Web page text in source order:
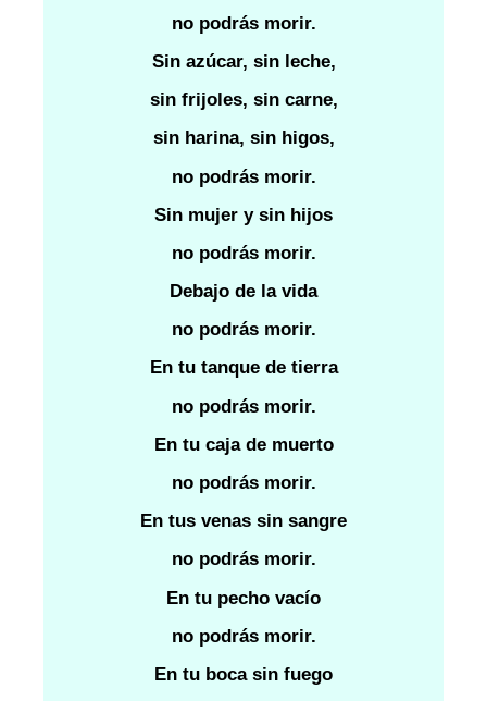
no podrás morir.
Sin azúcar, sin leche,
sin frijoles, sin carne,
sin harina, sin higos,
no podrás morir.
Sin mujer y sin hijos
no podrás morir.
Debajo de la vida
no podrás morir.
En tu tanque de tierra
no podrás morir.
En tu caja de muerto
no podrás morir.
En tus venas sin sangre
no podrás morir.
En tu pecho vacío
no podrás morir.
En tu boca sin fuego